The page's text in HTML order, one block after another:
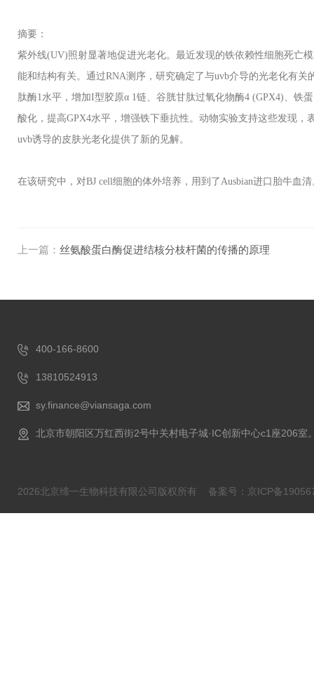
摘要：
紫外线(UV)照射显著地促进光老化。最近发现的铁依赖性细胞死亡
能和结构有关。通过RNA测序，研究确定了与uvb介导的光老化有关
肽酶1水平，增加I型胶原α 1链、谷胱甘肽过氧化物酶4 (GPX4) 、铁
酸化，提高GPX4水平，增强铁下垂抗性。动物实验支持这些发现，
uvb诱导的皮肤光老化提供了新的见解。
在该研究中，对BJ cell细胞的体外培养，用到了Ausbian进口胎牛血清
上一篇： 丝氨酸蛋白酶促进结核分枝杆菌的传播的原理
400-166-8600
13810524913
sy.finance@viansaga.com
北京市朝阳区万红西街2号中关村电子城·IC创新中心c1座206室
2026北京缔一生物科技有限公司版权所有 备案号：京ICP备